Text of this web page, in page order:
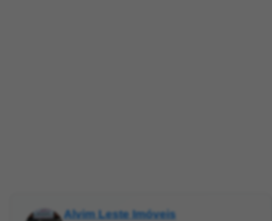
Alvim Leste Imóveis